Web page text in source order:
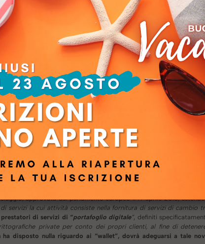
pubblicato nell’ottobre 2012,[6]
seguita poi dall’Autorità
d’Italia, nella già citata comunicazione del 30 gennaio 2015,
sarebbe stato necessario “ l’intervento delle
autorità per
di essi.”
la strada dellaregolamentazionepiuttosto che quella
Sud.
In particolare, si è preferito regolamentare i c.d. Exchange
delle nuove disposizioni a riguardo nel D.lgs. n. 231/2007.
lett. qq) in quanto non segue la sua reale natura economica,
1 c.2 lett. ff) d.lgs. 231/2007 gli Exchange vengono definiti come “
cambio tra valute virtuali e valute legali
Inoltre, gli stessi sono
dell'attività di conversione di valute virtuali da ovvero in
17-bis d.lgls 141/2010, estendendo agli
sezione speciale a loro dedicata nel registro dei cambiavalute di
. Abbiamo, invece, dimostrato nella parte 2 che i c.d. Exchange
finanziaria.
approvata dal parlamento europeo il 19 aprile 2018,
servizi la cui attività consiste nella fornitura di servizi di cambio
prestatori di servizi di “portafoglio digitale”, definiti
private per conto dei propri clienti, al fine di
disposto nulla riguardo ai “wallet”, dovrà adeguarsi a tale